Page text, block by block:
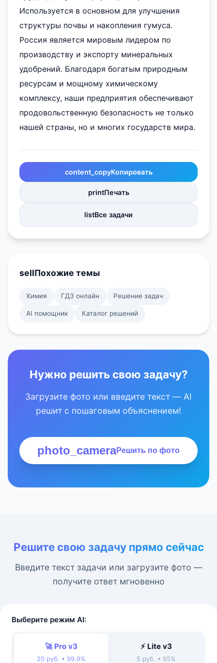
Используется в основном для улучшения
структуры почвы и накопления гумуса.
Россия является мировым лидером по
производству и экспорту минеральных
удобрений. Благодаря богатым природным
ресурсам и мощному химическому
комплексу, наши предприятия обеспечивают
продовольственную безопасность не только
нашей страны, но и многих государств мира.
content_copyКопировать
printПечать
listВсе задачи
sellПохожие темы
Химия ГДЗ онлайн Решение задач
AI помощник Каталог решений
Нужно решить свою задачу?
Загрузите фото или введите текст — AI
решит с пошаговым объяснением!
photo_cameraРешить по фото
Решите свою задачу прямо сейчас
Введите текст задачи или загрузите фото —
получите ответ мгновенно
Выберите режим AI:
🚀 Pro v3
20 руб. • 99.9%
⚡ Lite v3
5 руб. • 95%